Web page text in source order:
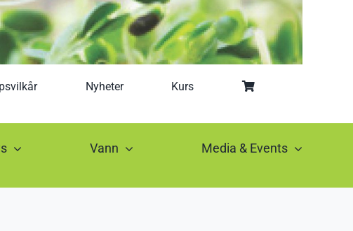
Nyheter Kurs
Vann Media & Events